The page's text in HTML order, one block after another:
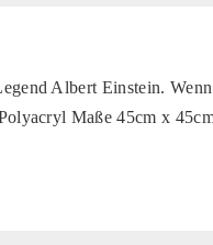
Albert Einstein.
Maße 45cm x